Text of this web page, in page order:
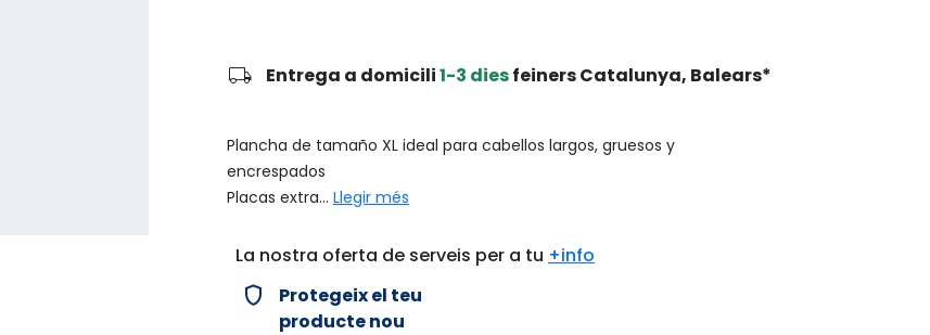
local_shipping Entrega a domicili1-3 diesfeiners Catalunya, Balears*
Plancha de tamaño XL ideal para cabellos largos, gruesos y
encrespados
Placas extra... Llegir més
La nostra oferta de serveis per a tu +info
verified_user
Protegeix el teu
producte nou